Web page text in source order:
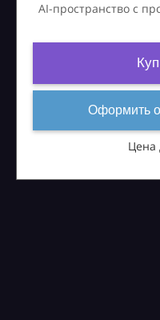
AI-пространство с
Оформить
Цена